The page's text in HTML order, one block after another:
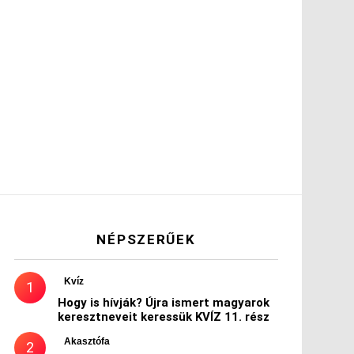
NÉPSZERŰEK
Kvíz
Hogy is hívják? Újra ismert magyarok
keresztneveit keressük KVÍZ 11. rész
Akasztófa